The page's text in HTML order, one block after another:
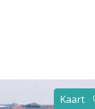
Kaart